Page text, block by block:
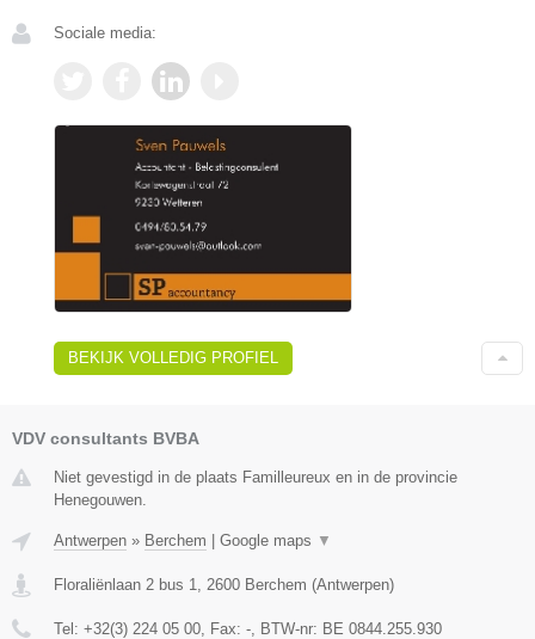
Sociale media:
BEKIJK VOLLEDIG PROFIEL
VDV consultants BVBA
Niet gevestigd in de plaats Familleureux en in de provincie
Henegouwen.
Antwerpen » Berchem | Google maps ▼
Floraliënlaan 2 bus 1 2600 Berchem (Antwerpen)
Tel: +32(3) 224 05 00 , Fax: - , BTW-nr: BE 0844.255.930